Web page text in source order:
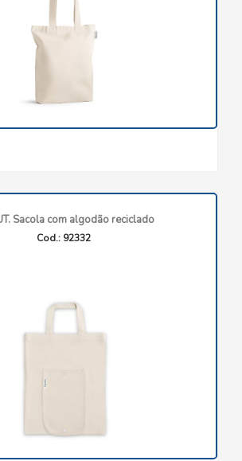
Sacola com algodão reciclado
Cod.: 92332